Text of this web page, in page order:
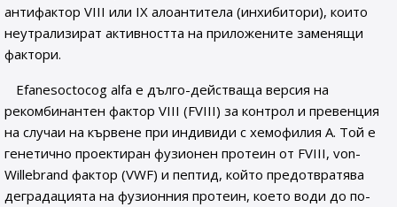
антифактор VIII или IX алоантитела (инхибитори), които
неутрализират активността на приложените заменящи
фактори.
Efanesoctocog alfa е дълго-действаща версия на
рекомбинантен фактор VIII (FVIII) за контрол и превенция
на случаи на кървене при индивиди с хемофилия А. Той е
генетично проектиран фузионен протеин от FVIII, von-
Willebrand фактор (VWF) и пептид, който предотвратява
деградацията на фузионния протеин, което води до по-